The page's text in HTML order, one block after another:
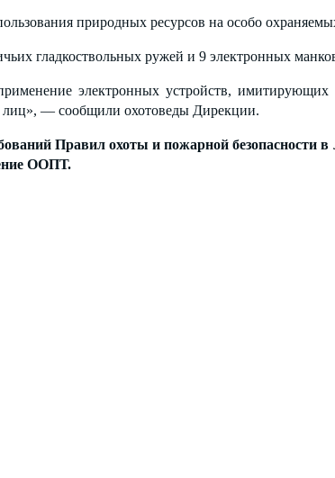
природных ресурсов на особо
гладкоствольных ружей и 9 электронных
электронных устройств,
лиц», — сообщили охотоведы Дирекции.
Правил охоты и пожарной
ООПТ.